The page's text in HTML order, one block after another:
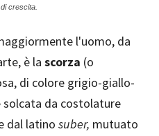
crescita.
l'uomo, da
è la scorza (o
di colore grigio-giallo-
da costolature
dal latino suber, mutuato